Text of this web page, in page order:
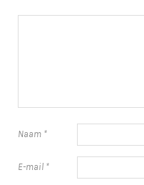
Naam *
E-mail *